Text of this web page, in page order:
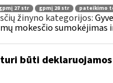
27 str gpmį 28 str pateikimo
žinyno kategorijos:
mokesčio sumokėjimas
būti